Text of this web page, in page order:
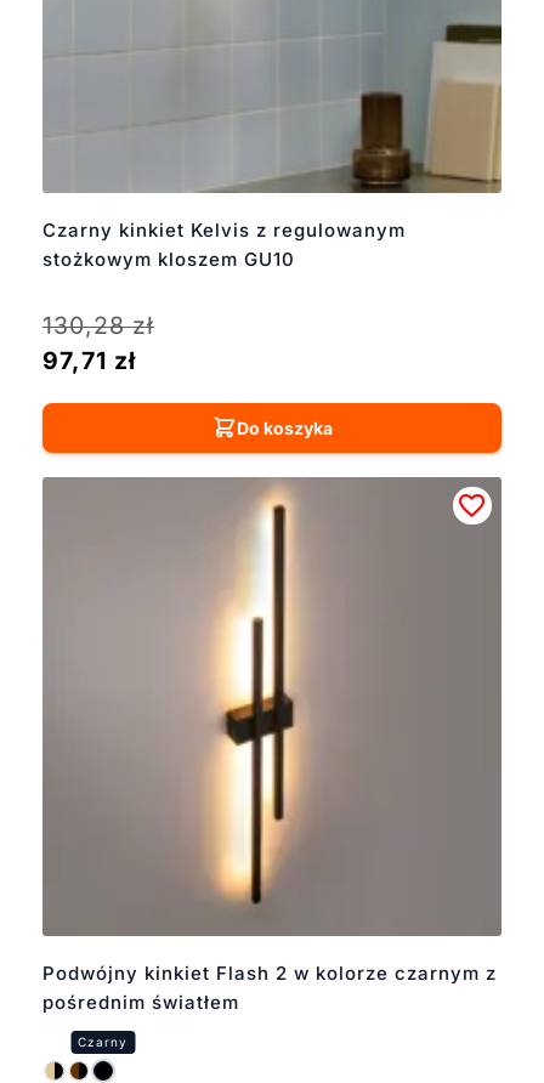
Czarny kinkiet Kelvis z regulowanym
stożkowym kloszem GU10
130,28zł
97,71 zł
Do koszyka
Podwójny kinkiet Flash 2 w kolorze czarnym z
pośrednim światłem